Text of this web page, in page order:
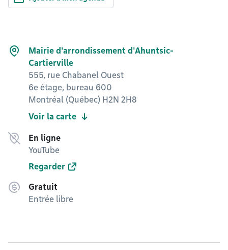
Mairie d'arrondissement d'Ahuntsic-
Cartierville
555, rue Chabanel Ouest
6e étage, bureau 600
Montréal (Québec) H2N 2H8
Voir la carte
En ligne
YouTube
Regarder
Gratuit
Entrée libre